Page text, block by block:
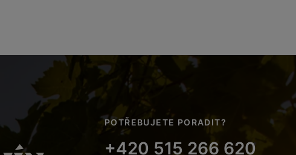
POTŘEBUJETE PORADIT?
+420 515 266 620